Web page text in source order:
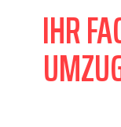
IHR